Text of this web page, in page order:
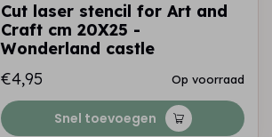
Cut laser stencil for Art and
Craft cm 20X25 -
Wonderland castle
€4,95
Op voorraad
Snel toevoegen